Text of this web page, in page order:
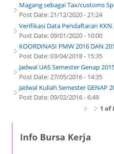
Magang sebagai Tax/customs
Post Date:21/12/2020 - 21:24
Verifikasi Data Pendaftaran KKN
Post Date:09/01/2020 - 10:00
KOORDINASI PMW 2016 DAN
Post Date:03/04/2018 - 15:35
Jadwal UAS Semester Genap
Post Date:27/05/2016 - 14:35
Jadwal Kuliah Semester GENAP
Post Date:09/02/2016 - 6:49
1 of
Info Bursa Kerja